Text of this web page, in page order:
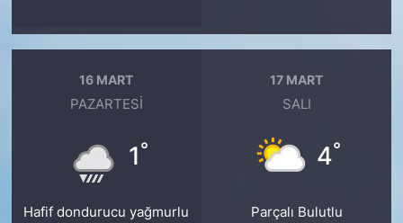
16 MART
PAZARTESI
1°
Hafif dondurucu yağmurlu
17 MART
SALI
4°
Parçalı Bulutlu